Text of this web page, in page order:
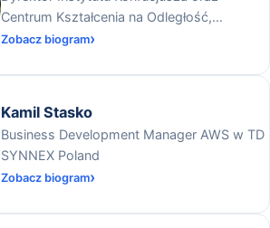
Centrum Kształcenia na Odległość,
Uniwersytet Wrocławski
Zobacz biogram
Kamil Stasko
Business Development Manager AWS w TD
SYNNEX Poland
Zobacz biogram